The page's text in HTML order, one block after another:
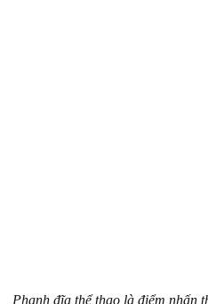
Phanh đĩa thể thao là điểm nhấn